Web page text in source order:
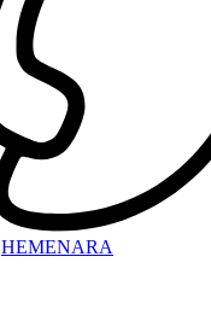
HEMENARA